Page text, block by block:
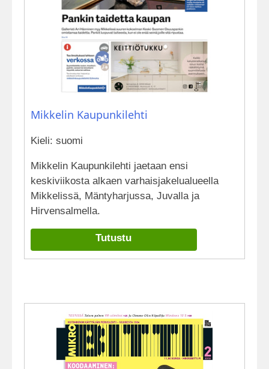
Mikkelin Kaupunkilehti
Kieli: suomi
Mikkelin Kaupunkilehti jaetaan ensi
keskiviikosta alkaen varhaisjakelualueella
Mikkelissä, Mäntyharjussa, Juvalla ja
Hirvensalmella.
Tutustu